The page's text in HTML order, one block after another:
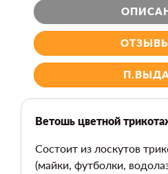
Ветошь цветной
Состоит из лоскутов
(майки, футболки,